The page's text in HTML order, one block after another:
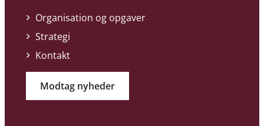
Organisation og opgaver
Strategi
Kontakt
Modtag nyheder